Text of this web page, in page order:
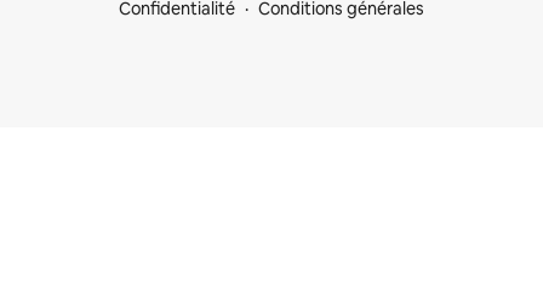
Confidentialité
Conditions générales